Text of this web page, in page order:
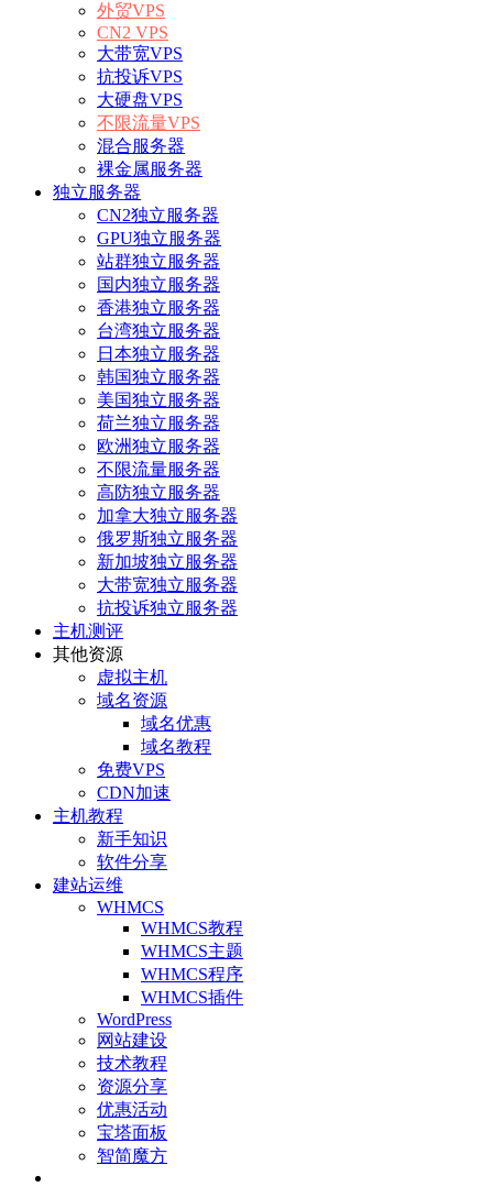
外贸VPS
CN2 VPS
大带宽VPS
抗投诉VPS
大硬盘VPS
不限流量VPS
混合服务器
裸金属服务器
独立服务器
CN2独立服务器
GPU独立服务器
站群独立服务器
国内独立服务器
香港独立服务器
台湾独立服务器
日本独立服务器
韩国独立服务器
美国独立服务器
荷兰独立服务器
欧洲独立服务器
不限流量服务器
高防独立服务器
加拿大独立服务器
俄罗斯独立服务器
新加坡独立服务器
大带宽独立服务器
抗投诉独立服务器
主机测评
其他资源
虚拟主机
域名资源
域名优惠
域名教程
免费VPS
CDN加速
主机教程
新手知识
软件分享
建站运维
WHMCS
WHMCS教程
WHMCS主题
WHMCS程序
WHMCS插件
WordPress
网站建设
技术教程
资源分享
优惠活动
宝塔面板
智简魔方